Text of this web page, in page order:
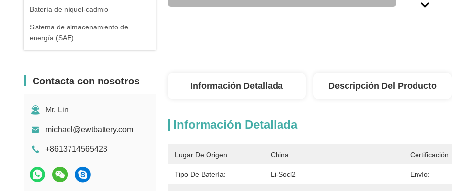
Batería de níquel-cadmio
Sistema de almacenamiento de
energía (SAE)
Contacta con nosotros
Mr. Lin
michael@ewtbattery.com
+8613714565423
Información Detallada Descripción Del Producto
Información Detallada
Lugar De Origen: China. Certificación:
Tipo De Batería: Li-Socl2 Envío: